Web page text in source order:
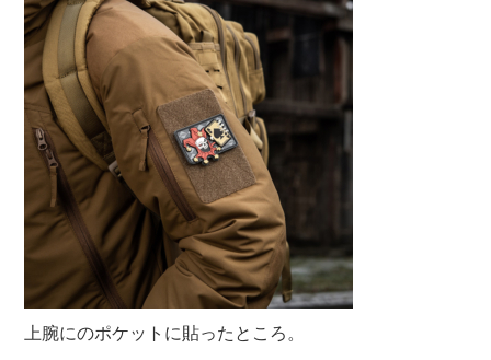
上腕にのポケットに貼ったところ。